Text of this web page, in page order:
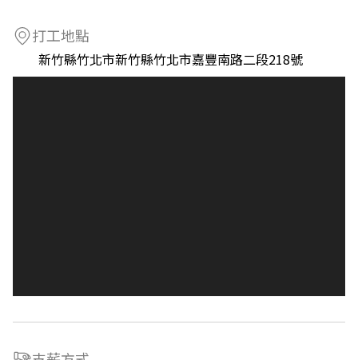
打工地點
新竹縣竹北市新竹縣竹北市嘉豐南路二段218號